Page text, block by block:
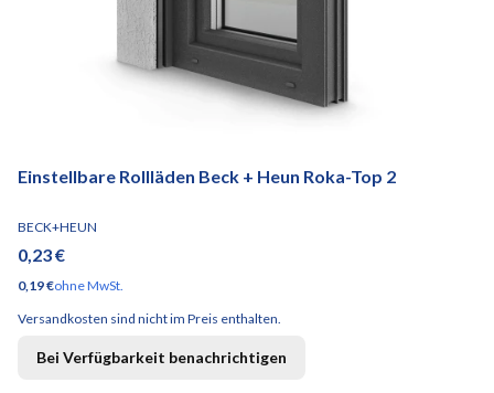
Einstellbare Rollläden Beck + Heun Roka-Top 2
HERSTELLER
BECK+HEUN
Preis
0,23 €
Preis
0,19 €ohne MwSt.
Versandkosten sind nicht im Preis enthalten.
Bei Verfügbarkeit benachrichtigen